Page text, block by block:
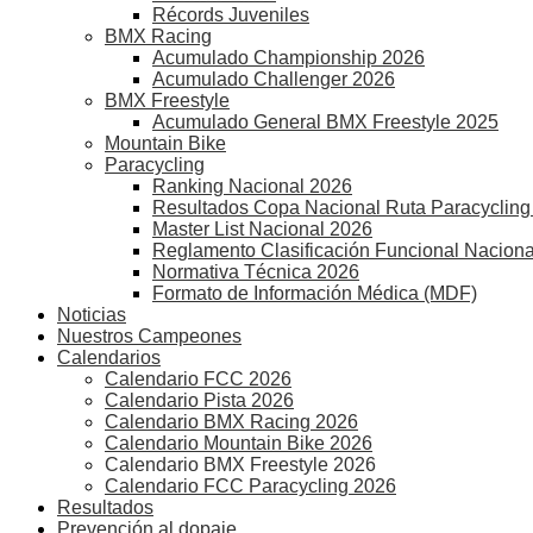
Récords Juveniles
BMX Racing
Acumulado Championship 2026
Acumulado Challenger 2026
BMX Freestyle
Acumulado General BMX Freestyle 2025
Mountain Bike
Paracycling
Ranking Nacional 2026
Resultados Copa Nacional Ruta
Master List Nacional 2026
Reglamento Clasificación Funcional Nacional
Normativa Técnica 2026
Formato de Información Médica (MDF)
Noticias
Nuestros Campeones
Calendarios
Calendario FCC 2026
Calendario Pista 2026
Calendario BMX Racing 2026
Calendario Mountain Bike 2026
Calendario BMX Freestyle 2026
Calendario FCC Paracycling 2026
Resultados
Prevención al dopaje